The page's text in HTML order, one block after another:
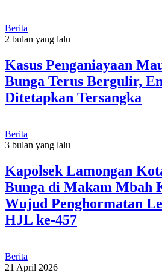
Berita
2 bulan yang lalu
Kasus Penganiayaan
Bunga Terus Bergulir,
Ditetapkan Tersangka
Berita
3 bulan yang lalu
Kapolsek Lamongan
Bunga di Makam Mbah
Wujud Penghormatan
HJL ke-457
Berita
21 April 2026